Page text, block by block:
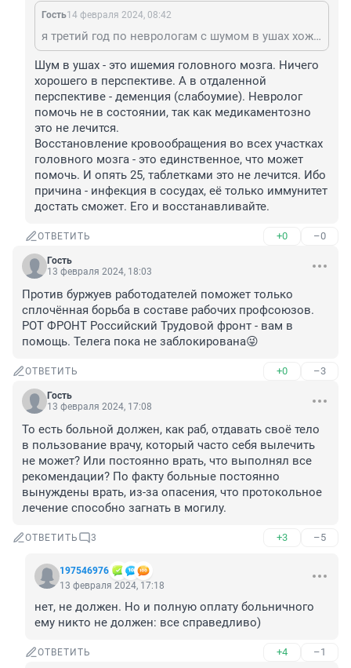
Гость14 февраля 2024, 08:42
я третий год по неврологам с шумом в ушах хожу, перепробовано все, неврологи, мануальщики, иголки и т.д. толку 0
Шум в ушах - это ишемия головного мозга. Ничего
хорошего в перспективе. А в отдаленной
перспективе - деменция (слабоумие). Невролог
помочь не в состоянии, так как медикаментозно
это не лечится.
Восстановление кровообращения во всех участках
головного мозга - это единственное, что может
помочь. И опять 25, таблетками это не лечится. Ибо
причина - инфекция в сосудах, её только иммунитет
достать сможет. Его и восстанавливайте.
ОТВЕТИТЬ +0 –0
Гость
13 февраля 2024, 18:03
Против буржуев работодателей поможет только
сплочённая борьба в составе рабочих профсоюзов.
РОТ ФРОНТ Российский Трудовой фронт - вам в
помощь. Телега пока не заблокирована😜
ОТВЕТИТЬ +0 –3
Гость
13 февраля 2024, 17:08
То есть больной должен, как раб, отдавать своё тело
в пользование врачу, который часто себя вылечить
не может? Или постоянно врать, что выполнял все
рекомендации? По факту больные постоянно
вынуждены врать, из-за опасения, что протокольное
лечение способно загнать в могилу.
ОТВЕТИТЬ 3 +3 –5
197546976
13 февраля 2024, 17:18
нет, не должен. Но и полную оплату больничного
ему никто не должен: все справедливо)
ОТВЕТИТЬ +4 –1